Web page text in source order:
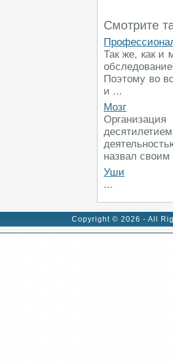
Смотрите
Так же, как и
Поэтому во
и ...
Мозг
назвал своим
Уши
...
Copyright © 2026 - All